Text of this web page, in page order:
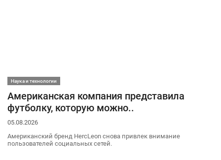
Наука и технологии
Американская компания представила
футболку, которую можно..
05.08.2026
Американский бренд HercLeon снова привлек внимание
пользователей социальных сетей.